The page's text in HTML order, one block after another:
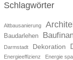
Schlagwörter
Altbausanierung
Baudarlehen
Darmstadt Dekoration
Energieeffizienz Energie